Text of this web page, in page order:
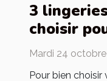
3
choisir
noces
Mardi 24
Pour bien